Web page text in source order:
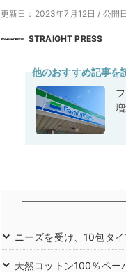
更新日：2023年7月12日 / 公開
STRAIGHT PRESS
他のおすすめ記事を
ニーズを受け、10包タ
天然コットン100％ペー